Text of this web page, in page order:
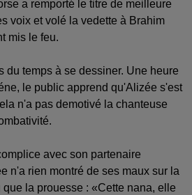
a remporté le titre de meilleure
voix et volé la vedette à Brahim
mis le feu.
du temps à se dessiner. Une heure
le public apprend qu'Alizée s'est
n'a pas demotivé la chanteuse
avec son partenaire
n'a rien montré de ses maux sur la
la prouesse : «Cette nana, elle